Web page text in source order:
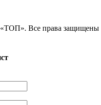
Все права защищены